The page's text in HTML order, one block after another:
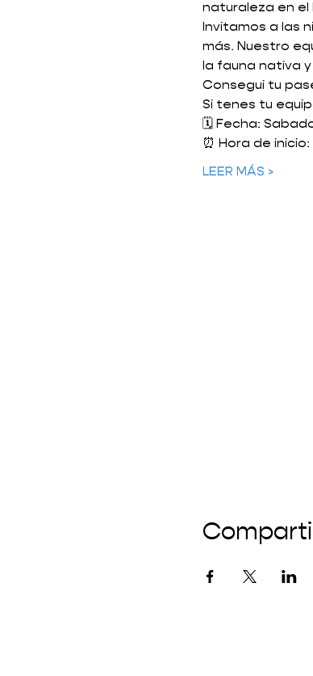
naturaleza en el
Invitamos a las
más. Nuestro
la fauna nativa
Consegui tu
Si tenes tu
🗓️ Fecha:
⏰ Hora de
LEER MÁS >